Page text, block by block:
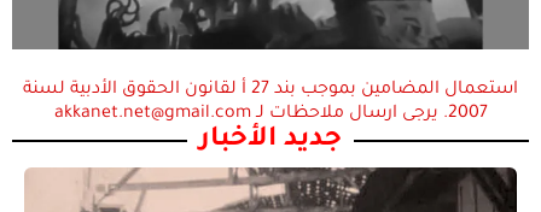
استعمال المضامين بموجب بند 27 أ لقانون الحقوق الأدبية لسنة
2007. يرجى ارسال ملاحظات لـ akkanet.net@gmail.com
جديد الأخبار